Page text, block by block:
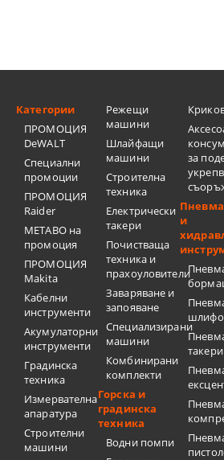
Категории
ПРОМОЦИЯ
DeWALT
Специални
промоции
ПРОМОЦИЯ
Raider
METABO на
промоция
ПРОМОЦИЯ
Makita
Кабелни
инструменти
Акумулаторни
инструменти
Градинска
техника
Измервателна
апаратура
Строителни
машини
Режещи
машини
Шлайфащи
машини
Строителна
техника
Електрически
такери
Почистваща
техника и
прахоуловители
Заваряване и
запояване
Специализирани
машини
Комбинирани
комплекти
Горска и
градинска
техника
Водни помпи
за
и
такери